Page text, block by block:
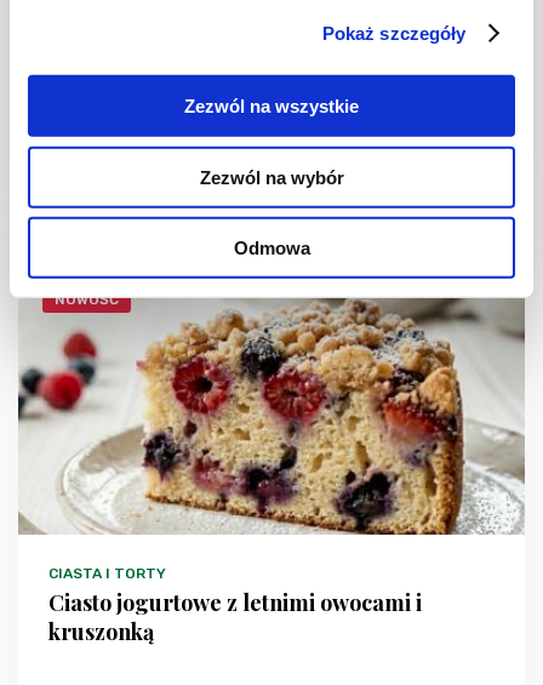
Pokaż szczegóły
Zezwól na wszystkie
Zezwól na wybór
Odmowa
Ciasto warstwowe z kremem i malinową
frużeliną
4954 kcal
NOWOŚĆ
CIASTA I TORTY
Ciasto jogurtowe z letnimi owocami i
kruszonką